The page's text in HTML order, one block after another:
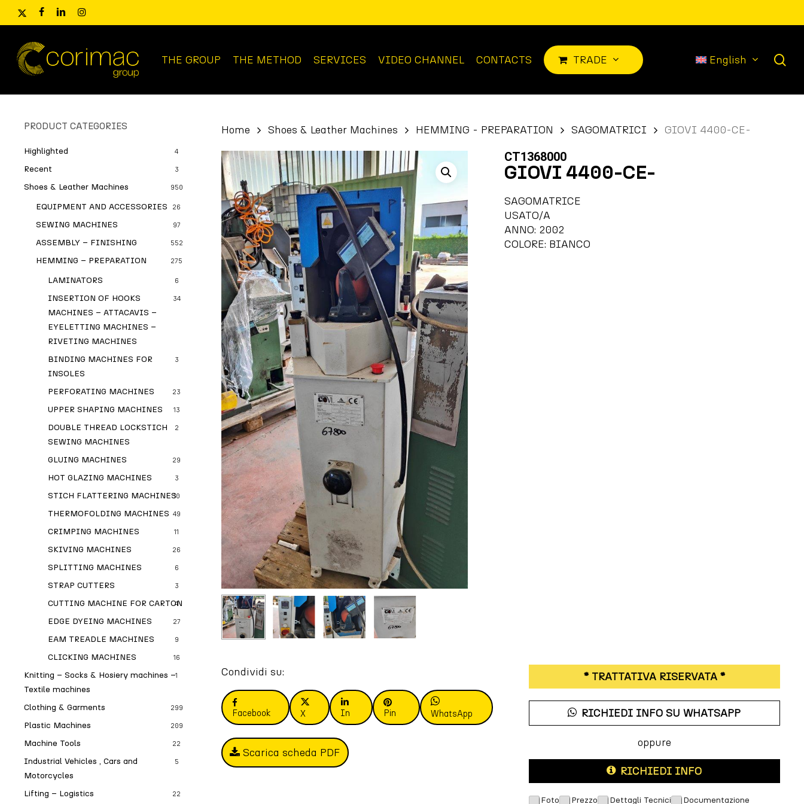
Skip
content
x-
facebooklinkedininstagram
Products
search
THE GROUP THE METHOD SERVICES VIDEO CHANNEL CONTACTS TRADE English
PRODUCT CATEGORIES
Highlighted 4
Recent 3
Shoes & Leather Machines 950
EQUIPMENT AND ACCESSORIES 26
SEWING MACHINES 97
ASSEMBLY – FINISHING 552
HEMMING – PREPARATION 275
LAMINATORS 6
INSERTION OF HOOKS
MACHINES – ATTACAVIS –
EYELETTING MACHINES –
RIVETING MACHINES
34
BINDING MACHINES FOR
INSOLES
3
PERFORATING MACHINES 23
UPPER SHAPING MACHINES 13
DOUBLE THREAD LOCKSTICH
SEWING MACHINES
2
GLUING MACHINES 29
HOT GLAZING MACHINES 3
STICH FLATTERING MACHINES10
THERMOFOLDING MACHINES 49
CRIMPING MACHINES 11
SKIVING MACHINES 26
SPLITTING MACHINES 6
STRAP CUTTERS 3
CUTTING MACHINE FOR CARTON
4
EDGE DYEING MACHINES 27
EAM TREADLE MACHINES 9
CLICKING MACHINES 16
Knitting – Socks & Hosiery machines –
Textile machines
1
Clothing & Garments 299
Plastic Machines 209
Machine Tools 22
Industrial Vehicles , Cars and
Motorcycles
5
Lifting – Logistics 22
Home Shoes & Leather Machines HEMMING - PREPARATION SAGOMATRICI GIOVI 4400-CE-
CT1368000
GIOVI 4400-CE-
SAGOMATRICE
USATO/A
ANNO: 2002
COLORE: BIANCO
Condividi su:
Facebook X In Pin WhatsApp
Scarica scheda PDF
* TRATTATIVA RISERVATA *
RICHIEDI INFO SU WHATSAPP
oppure
RICHIEDI INFO
T
Foto Prezzo Dettagli Tecnici Documentazione